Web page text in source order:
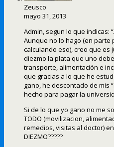
Zeusco
mayo 31, 2013
Admin, segun lo que indicas:
Aunque no lo hago (en parte
calculando eso), creo que
diezmo la plata que uno
transporte, alimentación e
que gracias a lo que he
gano, he descontado de mis
hecho para pagar la
Si de lo que yo gano no me
TODO (movilizacion,
remedios, visitas al doctor)
DIEZMO?????